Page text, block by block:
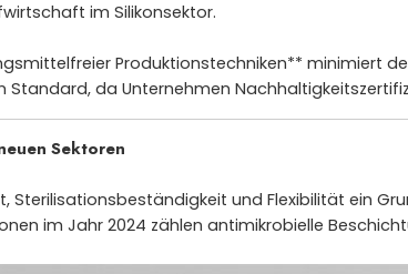
im Silikonsektor.
Produktionstechniken** minimiert
da Unternehmen
Sektoren
und Flexibilität ein
im Jahr 2024 zählen antimikrobielle